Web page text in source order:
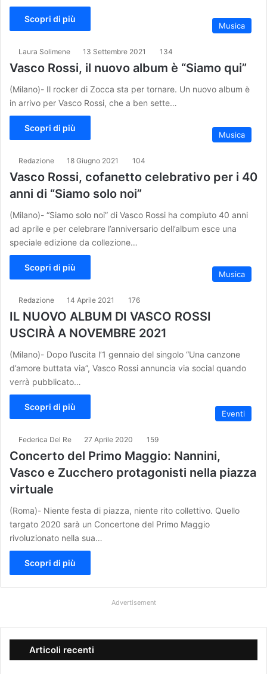
Scopri di più
Musica
Laura Solimene 13 Settembre 2021 134
Vasco Rossi, il nuovo album è “Siamo qui”
(Milano)- Il rocker di Zocca sta per tornare. Un nuovo album è
in arrivo per Vasco Rossi, che a ben sette…
Scopri di più
Musica
Redazione 18 Giugno 2021 104
Vasco Rossi, cofanetto celebrativo per i 40
anni di “Siamo solo noi”
(Milano)- “Siamo solo noi” di Vasco Rossi ha compiuto 40 anni
ad aprile e per celebrare l’anniversario dell’album esce una
speciale edizione da collezione…
Scopri di più
Musica
Redazione 14 Aprile 2021 176
IL NUOVO ALBUM DI VASCO ROSSI
USCIRÀ A NOVEMBRE 2021
(Milano)- Dopo l’uscita l’1 gennaio del singolo “Una canzone
d’amore buttata via”, Vasco Rossi annuncia via social quando
verrà pubblicato…
Scopri di più
Eventi
Federica Del Re 27 Aprile 2020 159
Concerto del Primo Maggio: Nannini,
Vasco e Zucchero protagonisti nella piazza
virtuale
(Roma)- Niente festa di piazza, niente rito collettivo. Quello
targato 2020 sarà un Concertone del Primo Maggio
rivoluzionato nella sua…
Scopri di più
Advertisement
Articoli recenti